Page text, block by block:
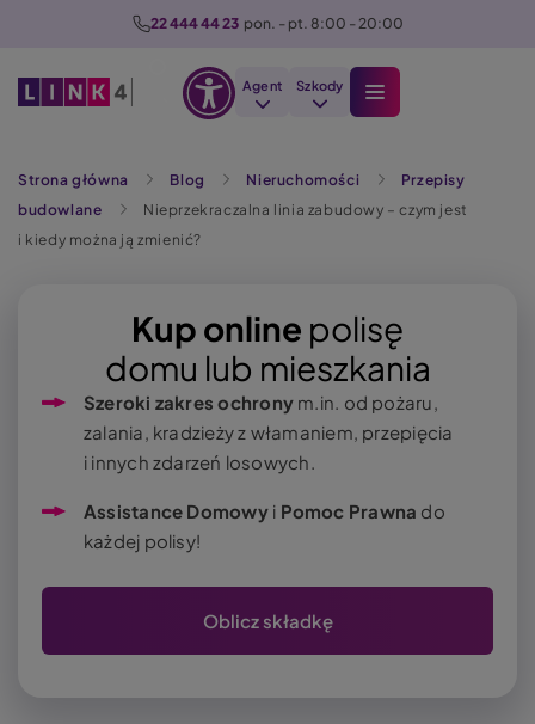
22 444 44 23 pon. - pt. 8:00 - 20:00
Agent Szkody
Strona główna Blog Nieruchomości
Przepisy
budowlane
Nieprzekraczalna linia zabudowy – czym jest
i kiedy można ją zmienić?
Kup online polisę
domu lub mieszkania
Szeroki zakres ochronym.in. od pożaru,
zalania, kradzieży z włamaniem, przepięcia
i innych zdarzeń losowych.
Assistance Domowyi Pomoc Prawna do
każdej polisy!
Oblicz składkę